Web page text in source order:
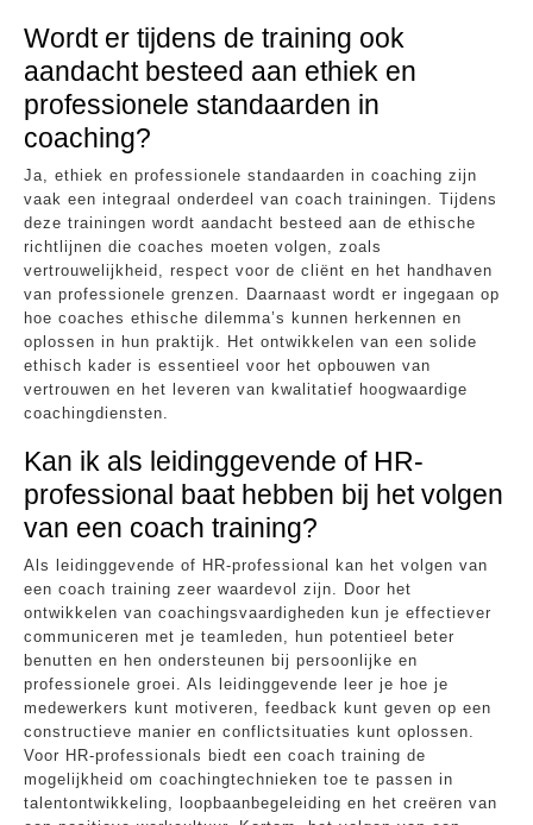
Wordt er tijdens de training ook
aandacht besteed aan ethiek en
professionele standaarden in
coaching?
Ja, ethiek en professionele standaarden in coaching zijn
vaak een integraal onderdeel van coach trainingen. Tijdens
deze trainingen wordt aandacht besteed aan de ethische
richtlijnen die coaches moeten volgen, zoals
vertrouwelijkheid, respect voor de cliënt en het handhaven
van professionele grenzen. Daarnaast wordt er ingegaan op
hoe coaches ethische dilemma’s kunnen herkennen en
oplossen in hun praktijk. Het ontwikkelen van een solide
ethisch kader is essentieel voor het opbouwen van
vertrouwen en het leveren van kwalitatief hoogwaardige
coachingdiensten.
Kan ik als leidinggevende of HR-
professional baat hebben bij het volgen
van een coach training?
Als leidinggevende of HR-professional kan het volgen van
een coach training zeer waardevol zijn. Door het
ontwikkelen van coachingsvaardigheden kun je effectiever
communiceren met je teamleden, hun potentieel beter
benutten en hen ondersteunen bij persoonlijke en
professionele groei. Als leidinggevende leer je hoe je
medewerkers kunt motiveren, feedback kunt geven op een
constructieve manier en conflictsituaties kunt oplossen.
Voor HR-professionals biedt een coach training de
mogelijkheid om coachingtechnieken toe te passen in
talentontwikkeling, loopbaanbegeleiding en het creëren van